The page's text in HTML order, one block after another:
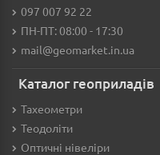
097 007 92 22
ПН-ПТ: 08:00 - 17:30
mail@geomarket.in.ua
Каталог геоприладів
Тахеометри
Теодоліти
Оптичні нівеліри